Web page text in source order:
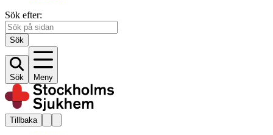
Sök efter:
Sök
Sök Meny
Tillbaka